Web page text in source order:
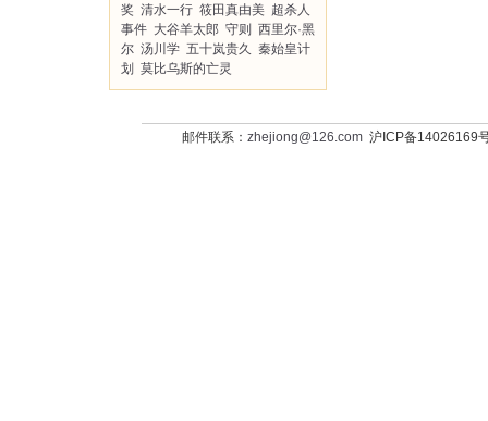
奖 清水一行 筱田真由美 超杀人
事件 大谷羊太郎 守则
西里尔·黑
尔 汤川学 五十岚贵久 秦始皇计
划
莫比乌斯的亡灵
邮件联系： zhejiong@126.com沪ICP备14026169